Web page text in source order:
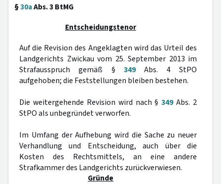
§30aAbs. 3 BtMG
Entscheidungstenor
Auf die Revision des Angeklagten wird das Urteil des
Landgerichts Zwickau vom 25. September 2013 im
Strafausspruch gemäß § 349Abs. 4 StPO
aufgehoben; die Feststellungen bleiben bestehen.
Die weitergehende Revision wird nach §349Abs. 2
StPO als unbegründet verworfen.
Im Umfang der Aufhebung wird die Sache zu neuer
Verhandlung und Entscheidung, auch über die
Kosten des Rechtsmittels, an eine andere
Strafkammer des Landgerichts zurückverwiesen.
Gründe